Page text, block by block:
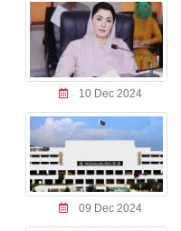
10 Dec 2024
09 Dec 2024